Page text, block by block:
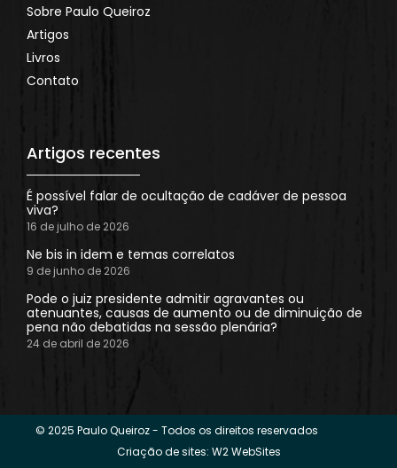
Sobre Paulo Queiroz
Artigos
Livros
Contato
Artigos recentes
É possível falar de ocultação de cadáver de pessoa
viva?
16 de julho de 2026
Ne bis in idem e temas correlatos
9 de junho de 2026
Pode o juiz presidente admitir agravantes ou
atenuantes, causas de aumento ou de diminuição de
pena não debatidas na sessão plenária?
24 de abril de 2026
© 2025 Paulo Queiroz - Todos os direitos reservados
Criação de sites: W2 WebSites